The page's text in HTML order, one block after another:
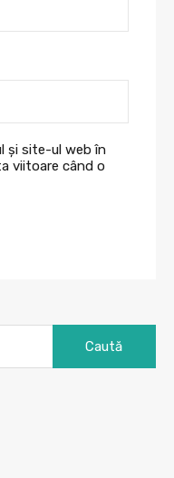
și site-ul web în
viitoare când o